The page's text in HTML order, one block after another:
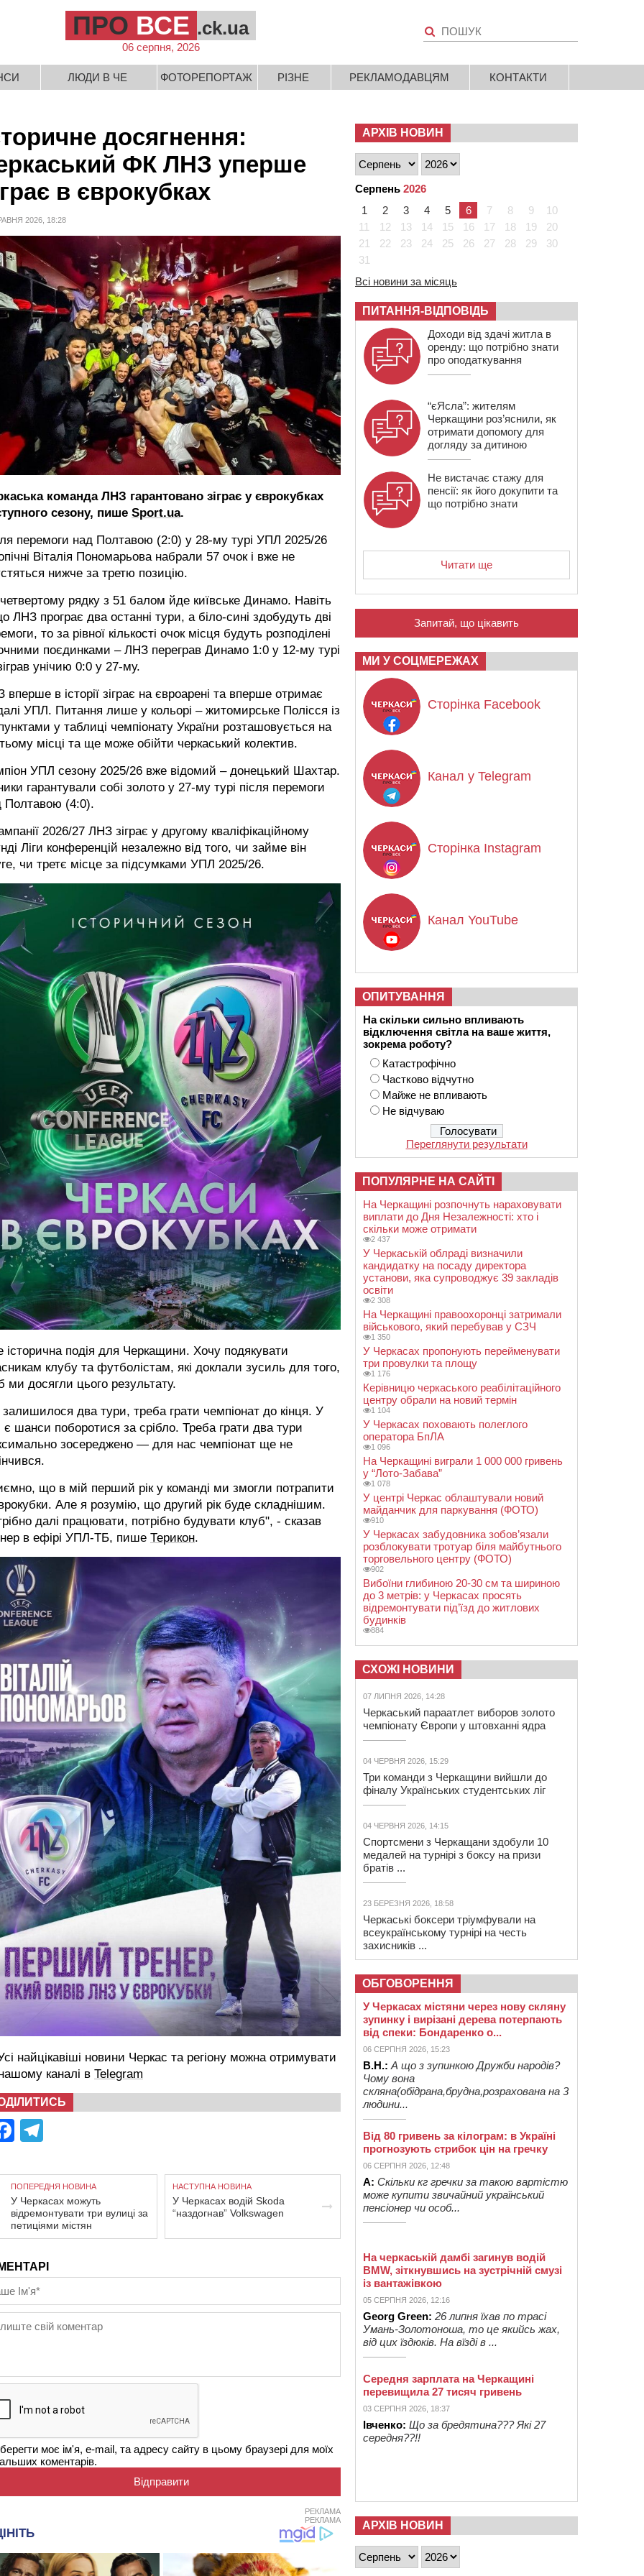
ПРО ВСЕ .ck.ua
06 серпня, 2026
ЛЮДИ В ЧЕ ФОТОРЕПОРТАЖ РІЗНЕ РЕКЛАМОДАВЦЯМ КОНТАКТИ
досягнення:
ФК ЛНЗ уперше
в єврокубках
2026, 18:28
команда ЛНЗ гарантовано зіграє у єврокубках
сезону, пише Sport.ua.
перемоги над Полтавою (2:0) у 28-му турі УПЛ 2025/26
Віталія Пономарьова набрали 57 очок і вже не
нижче за третю позицію.
рядку з 51 балом йде київське Динамо. Навіть
ЛНЗ програє два останні тури, а біло-сині здобудуть дві
то за рівної кількості очок місця будуть розподілені
поєдинками – ЛНЗ переграв Динамо 1:0 у 12-му турі
унічию 0:0 у 27-му.
вперше в історії зіграє на євроарені та вперше отримає
УПЛ. Питання лише у кольорі – житомирське Полісся із
у таблиці чемпіонату України розташовується на
місці та ще може обійти черкаський колектив.
УПЛ сезону 2025/26 вже відомий – донецький Шахтар.
гарантували собі золото у 27-му турі після перемоги
Полтавою (4:0).
2026/27 ЛНЗ зіграє у другому кваліфікаційному
Ліги конференцій незалежно від того, чи займе він
чи третє місце за підсумками УПЛ 2025/26.
історична подія для Черкащини. Хочу подякувати
клубу та футболістам, які доклали зусиль для того,
ми досягли цього результату.
два тури, треба грати чемпіонат до кінця. У
є шанси поборотися за срібло. Треба грати два тури
зосереджено — для нас чемпіонат ще не
що в мій перший рік у команді ми змогли потрапити
Але я розумію, що другий рік буде складнішим.
далі працювати, потрібно будувати клуб", - сказав
в ефірі УПЛ-ТБ, пише Терикон.
найцікавіші новини Черкас та регіону можна отримувати
каналі в Telegram
Facebook
ПОПЕРЕДНЯ НОВИНА
У Черкасах можуть
відремонтувати три вулиці за
петиціями містян
НАСТУПНА НОВИНА
У Черкасах водій Skoda
“наздогнав” Volkswagen
моє ім'я, e-mail, та адресу сайту в цьому браузері для моїх
коментарів.
РЕКЛАМА
РЕКЛАМА
АРХІВ НОВИН
Серпень 2026
1
2 3 4 5 6 7 8 9
10
11
12 13 14 15 16 17 18 19
20
21
22 23 24 25 26 27 28 29
30
31
Всі новини за місяць
ПИТАННЯ-ВІДПОВІДЬ
Доходи від здачі житла в
оренду: що потрібно знати
про оподаткування
“єЯсла”: жителям
Черкащини роз’яснили, як
отримати допомогу для
догляду за дитиною
Не вистачає стажу для
пенсії: як його докупити та
що потрібно знати
Читати ще
Запитай, що цікавить
МИ У СОЦМЕРЕЖАХ
Сторінка Facebook
Канал у Telegram
Сторінка Instagram
Канал YouTube
ОПИТУВАННЯ
На скільки сильно впливають
відключення світла на ваше життя,
зокрема роботу?
Катастрофічно
Частково відчутно
Майже не впливають
Не відчуваю
Переглянути результати
ПОПУЛЯРНЕ НА САЙТІ
На Черкащині розпочнуть нараховувати
виплати до Дня Незалежності: хто і
скільки може отримати
2 437
У Черкаській облраді визначили
кандидатку на посаду директора
установи, яка супроводжує 39 закладів
освіти
2 308
На Черкащині правоохоронці затримали
військового, який перебував у СЗЧ
1 350
У Черкасах пропонують перейменувати
три провулки та площу
1 176
Керівницю черкаського реабілітаційного
центру обрали на новий термін
1 104
У Черкасах поховають полеглого
оператора БпЛА
1 096
На Черкащині виграли 1 000 000 гривень
у “Лото-Забава”
1 078
У центрі Черкас облаштували новий
майданчик для паркування (ФОТО)
910
У Черкасах забудовника зобов’язали
розблокувати тротуар біля майбутнього
торговельного центру (ФОТО)
902
Вибоїни глибиною 20-30 см та шириною
до 3 метрів: у Черкасах просять
відремонтувати під’їзд до житлових
будинків
884
СХОЖІ НОВИНИ
07 ЛИПНЯ 2026, 14:28
Черкаський параатлет виборов золото
чемпіонату Європи у штовханні ядра
04 ЧЕРВНЯ 2026, 15:29
Три команди з Черкащини вийшли до
фіналу Українських студентських ліг
04 ЧЕРВНЯ 2026, 14:15
Спортсмени з Черкащани здобули 10
медалей на турнірі з боксу на призи
братів ...
23 БЕРЕЗНЯ 2026, 18:58
Черкаські боксери тріумфували на
всеукраїнському турнірі на честь
захисників ...
ОБГОВОРЕННЯ
У Черкасах містяни через нову скляну
зупинку і вирізані дерева потерпають
від спеки: Бондаренко о...
06 СЕРПНЯ 2026, 15:23
В.Н.: А що з зупинкою Дружби народів?
Чому вона
скляна(обідрана,брудна,розрахована на 3
людини...
Від 80 гривень за кілограм: в Україні
прогнозують стрибок цін на гречку
06 СЕРПНЯ 2026, 12:48
А: Скільки кг гречки за такою вартістю
може купити звичайний український
пенсіонер чи особ...
На черкаській дамбі загинув водій
BMW, зіткнувшись на зустрічній смузі
із вантажівкою
05 СЕРПНЯ 2026, 12:16
Georg Green: 26 липня їхав по трасі
Умань-Золотоноша, то це якийсь жах,
від цих їздюків. На вїзді в ...
Середня зарплата на Черкащині
перевищила 27 тисяч гривень
03 СЕРПНЯ 2026, 18:37
Івченко: Що за бредятина??? Які 27
середня??!!
АРХІВ НОВИН